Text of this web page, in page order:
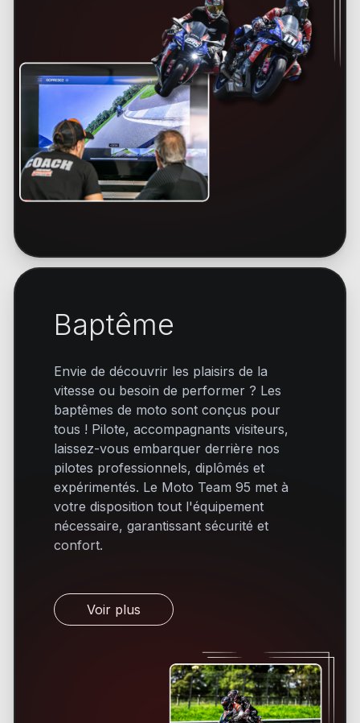
Baptême
Envie de découvrir les plaisirs de la
vitesse ou besoin de performer ? Les
baptêmes de moto sont conçus pour
tous ! Pilote, accompagnants visiteurs,
laissez-vous embarquer derrière nos
pilotes professionnels, diplômés et
expérimentés. Le Moto Team 95 met à
votre disposition tout l'équipement
nécessaire, garantissant sécurité et
confort.
Voir plus